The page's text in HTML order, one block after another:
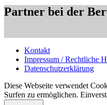
Partner bei der
Kontakt
Impressum / Rechtliche
Datenschutzerklärung
Diese Webseite verwendet
Surfen zu ermöglichen.